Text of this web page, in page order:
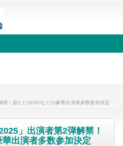
禁！新たにISSEIなどの豪華出演者多数参加決定
」出演者第2弾解禁！
出演者多数参加決定